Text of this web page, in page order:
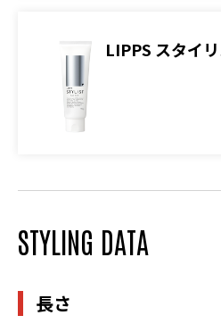
LIPPS スタイ
STYLING DATA
長さ